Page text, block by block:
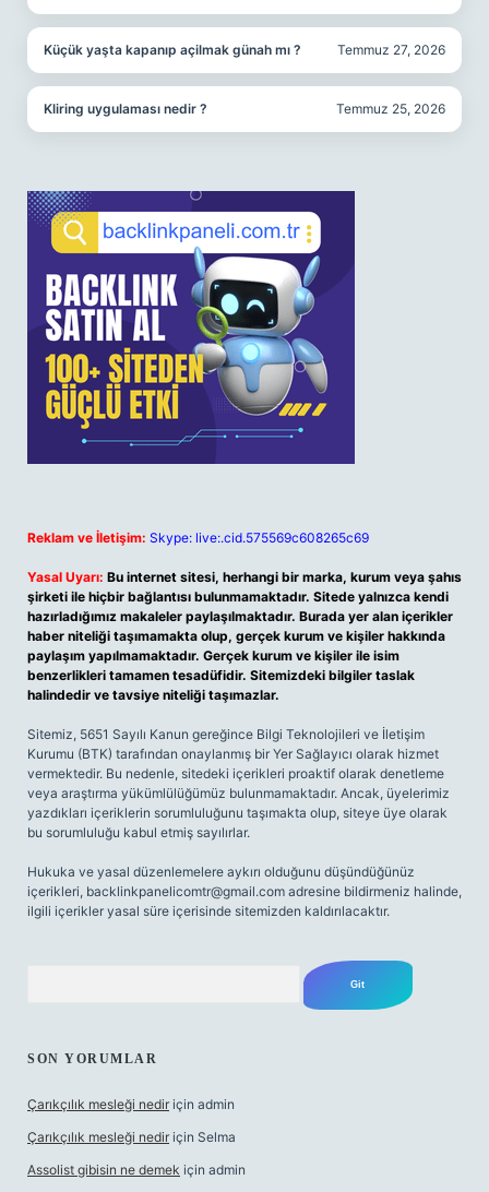
Küçük yaşta kapanıp açilmak günah mı ? Temmuz 27, 2026
Kliring uygulaması nedir ? Temmuz 25, 2026
Reklam ve İletişim: Skype: live:.cid.575569c608265c69
Yasal Uyarı: Bu internet sitesi, herhangi bir marka, kurum veya şahıs
şirketi ile hiçbir bağlantısı bulunmamaktadır. Sitede yalnızca kendi
hazırladığımız makaleler paylaşılmaktadır. Burada yer alan içerikler
haber niteliği taşımamakta olup, gerçek kurum ve kişiler hakkında
paylaşım yapılmamaktadır. Gerçek kurum ve kişiler ile isim
benzerlikleri tamamen tesadüfidir. Sitemizdeki bilgiler taslak
halindedir ve tavsiye niteliği taşımazlar.
Sitemiz, 5651 Sayılı Kanun gereğince Bilgi Teknolojileri ve İletişim
Kurumu (BTK) tarafından onaylanmış bir Yer Sağlayıcı olarak hizmet
vermektedir. Bu nedenle, sitedeki içerikleri proaktif olarak denetleme
veya araştırma yükümlülüğümüz bulunmamaktadır. Ancak, üyelerimiz
yazdıkları içeriklerin sorumluluğunu taşımakta olup, siteye üye olarak
bu sorumluluğu kabul etmiş sayılırlar.
Hukuka ve yasal düzenlemelere aykırı olduğunu düşündüğünüz
içerikleri, backlinkpanelicomtr@gmail.com adresine bildirmeniz halinde,
ilgili içerikler yasal süre içerisinde sitemizden kaldırılacaktır.
SON YORUMLAR
Çarıkçılık mesleği nedir için admin
Çarıkçılık mesleği nedir için Selma
Assolist gibisin ne demek için admin